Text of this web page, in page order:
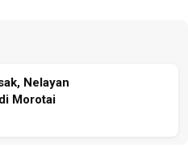
Nelayan
Morotai